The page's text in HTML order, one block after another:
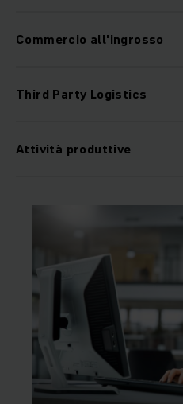
Commercio all'ingrosso
Third Party Logistics
Attività produttive